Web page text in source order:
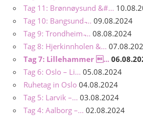
Tag 11: Brønnøysund &#...
Tag 10: Bangsund ̵... 09.08.2024
Tag 9: Trondheim ̵... 08.08.2024
Tag 8: Hjerkinnholen &...
Tag 7: Lillehammer ...
Tag 6: Oslo – Li... 05.08.2024
Ruhetag in Oslo 04.08.2024
Tag 5: Larvik –... 03.08.2024
Tag 4: Aalborg –... 02.08.2024